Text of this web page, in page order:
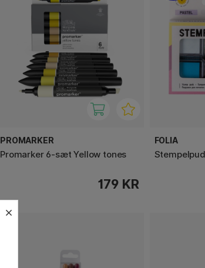
PROMARKER
Promarker 6-sæt Yellow tones
179 KR
FOLIA